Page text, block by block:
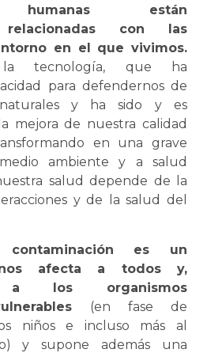
humanas están
relacionadas con las
en el que vivimos.
la tecnología, que ha
para defendernos de
y ha sido y es
mejora de nuestra calidad
en una grave
ambiente y a salud
salud depende de la
y de la salud del
es un
afecta a todos y,
a los organismos
(en fase de
niños e incluso más al
y supone además una